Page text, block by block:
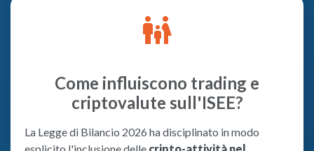
family_restroom
Come influiscono trading e
criptovalute sull'ISEE?
La Legge di Bilancio 2026 ha disciplinato in modo